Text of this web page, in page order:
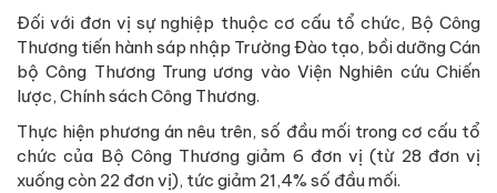
Đối với đơn vị sự nghiệp thuộc cơ cấu tổ chức, Bộ Công
Thương tiến hành sáp nhập Trường Đào tạo, bồi dưỡng Cán
bộ Công Thương Trung ương vào Viện Nghiên cứu Chiến
lược, Chính sách Công Thương.
Thực hiện phương án nêu trên, số đầu mối trong cơ cấu tổ
chức của Bộ Công Thương giảm 6 đơn vị (từ 28 đơn vị
xuống còn 22 đơn vị), tức giảm 21,4% số đầu mối.